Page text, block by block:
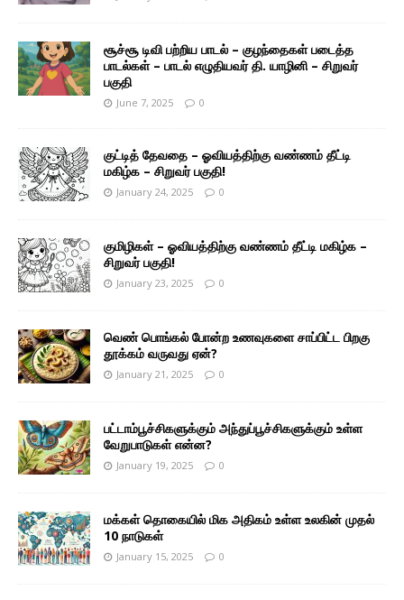
சூச்சூ டிவி பற்றிய பாடல் – குழந்தைகள் படைத்த
பாடல்கள் – பாடல் எழுதியவர் தி. யாழினி – சிறுவர்
பகுதி
June 7, 2025 0
குட்டித் தேவதை – ஓவியத்திற்கு வண்ணம் தீட்டி
மகிழ்க – சிறுவர் பகுதி!
January 24, 2025 0
குமிழிகள் – ஓவியத்திற்கு வண்ணம் தீட்டி மகிழ்க –
சிறுவர் பகுதி!
January 23, 2025 0
வெண் பொங்கல் போன்ற உணவுகளை சாப்பிட்ட பிறகு
தூக்கம் வருவது ஏன்?
January 21, 2025 0
பட்டாம்பூச்சிகளுக்கும் அந்துப்பூச்சிகளுக்கும் உள்ள
வேறுபாடுகள் என்ன?
January 19, 2025 0
மக்கள் தொகையில் மிக அதிகம் உள்ள உலகின் முதல்
10 நாடுகள்
January 15, 2025 0